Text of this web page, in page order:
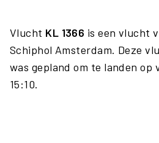
Vlucht KL 1366 is een vlucht
Schiphol Amsterdam. Deze
was gepland om te landen op
15:10.